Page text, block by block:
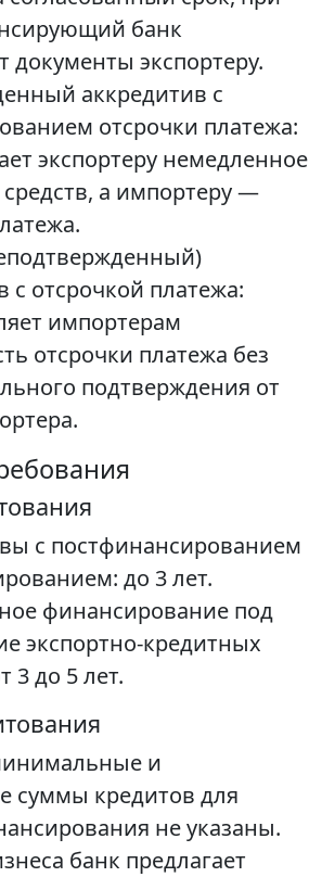
банк
документы экспортеру.
аккредитив с
отсрочки платежа:
экспортеру немедленное
а импортеру —
с отсрочкой платежа:
импортерам
отсрочки платежа без
подтверждения от
с постфинансированием
до 3 лет.
финансирование под
экспортно-кредитных
3 до 5 лет.
и
суммы кредитов для
не указаны.
банк предлагает